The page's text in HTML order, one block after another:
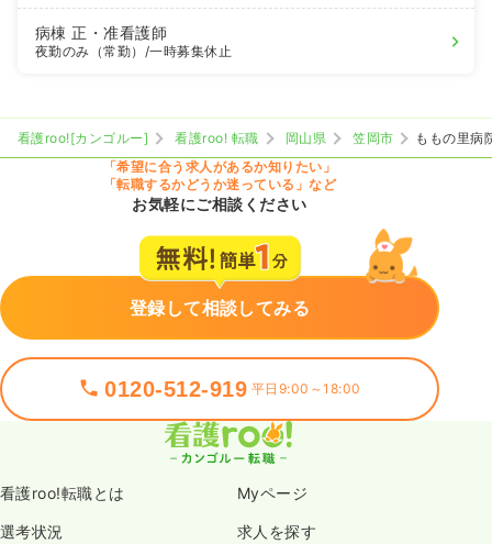
病棟正・准看護師
夜勤のみ（常勤） /一時募集休止
看護roo![カンゴルー] 看護roo! 転職 岡山県 笠岡市
ももの里病
「希望に合う求人があるか知りたい」
「転職するかどうか迷っている」など
お気軽にご相談ください
登録して相談してみる
0120-512-919 平日9:00～18:00
看護roo!転職とは Myページ
選考状況 求人を探す